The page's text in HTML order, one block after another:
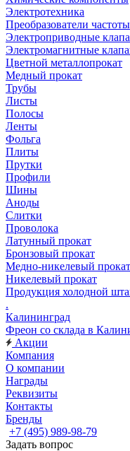
Электротехника
Преобразователи частоты
Электроприводные
Электромагнитные
Цветной металлопрокат
Медный прокат
Трубы
Листы
Полосы
Ленты
Фольга
Плиты
Прутки
Профили
Шины
Аноды
Слитки
Проволока
Латунный прокат
Бронзовый прокат
Медно-никелевый прокат
Никелевый прокат
Продукция холодной
.
Калининград
Фреон со склада в
Акции
Компания
О компании
Награды
Реквизиты
Контакты
Бренды
+7 (495) 989-98-79
Задать вопрос